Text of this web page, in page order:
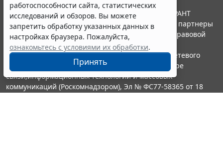
работоспособности сайта, статистических
исследований и обзоров. Вы можете
запретить обработку указанных данных в
настройках браузера. Пожалуйста,
ознакомьтесь с условиями их обработки.
Принять
© ООО "НПП "ГАРАНТ-СЕРВИС", 2026. Система ГАРАНТ
выпускается с 1990 года. Компания "Гарант" и ее партнеры
являются участниками Российской ассоциации правовой
информации ГАРАНТ.
Портал ГАРАНТ.РУ зарегистрирован в качестве сетевого
издания Федеральной службой по надзору в сфере
связи,информационных технологий и массовых
коммуникаций (Роскомнадзором), Эл № ФС77-58365 от 18